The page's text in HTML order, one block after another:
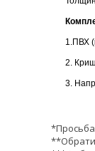
1.ПВХ
2.
3.